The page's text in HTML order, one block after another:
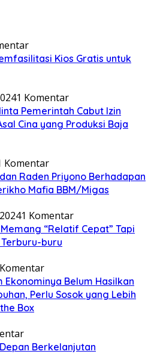
Kios Gratis untuk
1 Komentar
Pemerintah Cabut Izin
Cina yang Produksi Baja
Komentar
Raden Priyono Berhadapan
Mafia BBM/Migas
1 Komentar
“Relatif Cepat” Tapi
buru
Ekonominya Belum Hasilkan
Perlu Sosok yang Lebih
Box
Berkelanjutan